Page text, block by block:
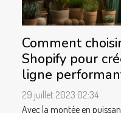
Comment
Shopify pour
ligne
29 juillet 2023 02:34
Avec la montée en